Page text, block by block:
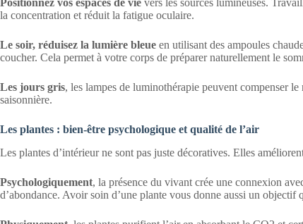
Positionnez vos espaces de vie vers les sources lumineuses.
la concentration et réduit la fatigue oculaire.
Le soir, réduisez la lumière bleue en utilisant des ampoules
coucher. Cela permet à votre corps de préparer naturellement le
Les jours gris, les lampes de luminothérapie peuvent compenser
saisonnière.
Les plantes : bien-être psychologique et qualité de l’air
Les plantes d’intérieur ne sont pas juste décoratives. Elles
Psychologiquement, la présence du vivant crée une connexion
d’abondance. Avoir soin d’une plante vous donne aussi un